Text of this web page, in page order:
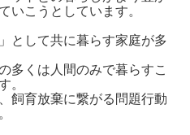
いこうとしています。
として共に暮らす家庭が多
多くは人間のみで暮らすこ
。
飼育放棄に繋がる問題行動